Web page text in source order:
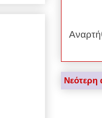
Νεότερη